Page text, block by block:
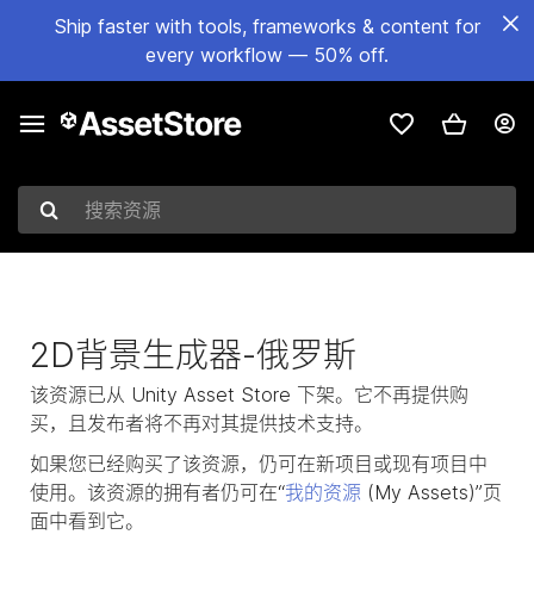
Ship faster with tools, frameworks & content for
every workflow — 50% off.
搜索资源
2D背景生成器-俄罗斯
该资源已从 Unity Asset Store 下架。它不再提供购
买，且发布者将不再对其提供技术支持。
如果您已经购买了该资源，仍可在新项目或现有项目中
使用。该资源的拥有者仍可在“我的资源 (My Assets)”页
面中看到它。